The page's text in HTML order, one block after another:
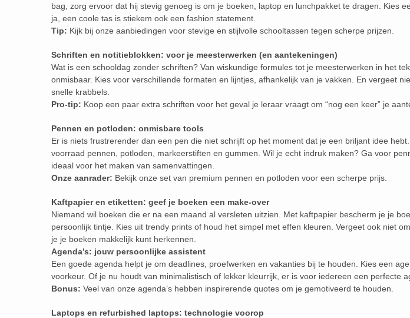
bag, zorg ervoor dat hij stevig genoeg is om je boeken, laptop en lunchpakket te dragen. Kies
ja, een coole tas is stiekem ook een fashion statement.
Tip: Kijk bij onze aanbiedingen voor stevige en stijlvolle schooltassen tegen scherpe prijzen.
Schriften en notitieblokken: voor je meesterwerken (en aantekeningen)
Wat is een schooldag zonder schriften? Van wiskundige formules tot je meesterwerken in het
onmisbaar. Kies voor verschillende formaten en lijntjes, afhankelijk van je vakken. En vergeet
snelle krabbels.
Pro-tip: Koop een paar extra schriften voor het geval je leraar vraagt om “nog een keer” je
Pennen en potloden: onmisbare tools
Er is niets frustrerender dan een pen die niet schrijft op het moment dat je een briljant idee
voorraad pennen, potloden, markeerstiften en gummen. Wil je echt indruk maken? Ga voor
ideaal voor het maken van samenvattingen.
Onze aanrader: Bekijk onze set van premium pennen en potloden voor een scherpe prijs.
Kaftpapier en etiketten: geef je boeken een make-over
Niemand wil boeken die er na een maand al versleten uitzien. Met kaftpapier bescherm je je
persoonlijk tintje. Kies uit trendy prints of houd het simpel met effen kleuren. Vergeet ook niet
je je boeken makkelijk kunt herkennen.
Agenda’s: jouw persoonlijke assistent
Een goede agenda helpt je om deadlines, proefwerken en vakanties bij te houden. Kies een
voorkeur. Of je nu houdt van minimalistisch of lekker kleurrijk, er is voor iedereen een perfecte
Bonus: Veel van onze agenda’s hebben inspirerende quotes om je gemotiveerd te houden.
Laptops en refurbished laptops: technologie voorop